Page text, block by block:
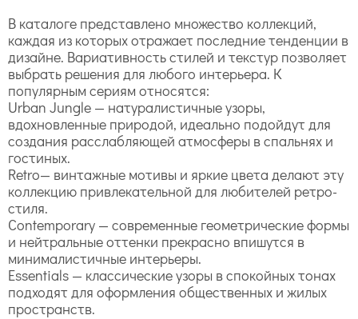
В каталоге представлено множество коллекций,
каждая из которых отражает последние тенденции в
дизайне. Вариативность стилей и текстур позволяет
выбрать решения для любого интерьера. К
популярным сериям относятся:
Urban Jungle — натуралистичные узоры,
вдохновленные природой, идеально подойдут для
создания расслабляющей атмосферы в спальнях и
гостиных.
Retro— винтажные мотивы и яркие цвета делают эту
коллекцию привлекательной для любителей ретро-
стиля.
Contemporary — современные геометрические формы
и нейтральные оттенки прекрасно впишутся в
минималистичные интерьеры.
Essentials — классические узоры в спокойных тонах
подходят для оформления общественных и жилых
пространств.